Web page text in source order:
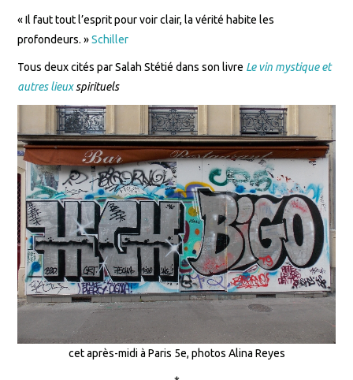
« Il faut tout l’esprit pour voir clair, la vérité habite les
profondeurs. »Schiller
Tous deux cités par Salah Stétié dans son livre Le vin mystique et
autres lieuxspirituels
cet après-midi à Paris 5e, photos Alina Reyes